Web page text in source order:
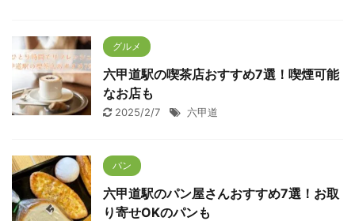
グルメ
六甲道駅の喫茶店おすすめ7選！喫煙可能
なお店も
2025/2/7 六甲道
パン
六甲道駅のパン屋さんおすすめ7選！お取
り寄せOKのパンも